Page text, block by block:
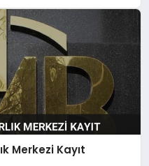
Merkezi Kayıt